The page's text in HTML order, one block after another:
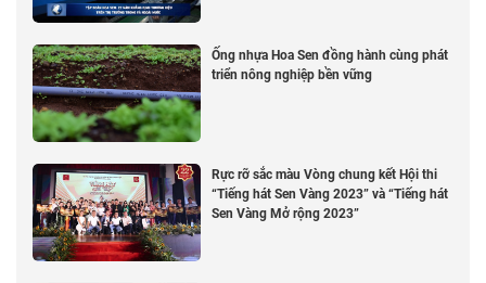
Ống nhựa Hoa Sen đồng hành cùng phát
triển nông nghiệp bền vững
Rực rỡ sắc màu Vòng chung kết Hội thi
“Tiếng hát Sen Vàng 2023” và “Tiếng hát
Sen Vàng Mở rộng 2023”